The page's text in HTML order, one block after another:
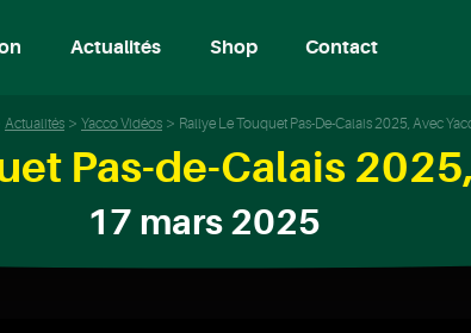
Actualités Shop Contact
Actualités Yacco Vidéos Rallye Le Touquet Pas-De-Calais 2025, Avec
Pas-de-Calais
17 mars 2025